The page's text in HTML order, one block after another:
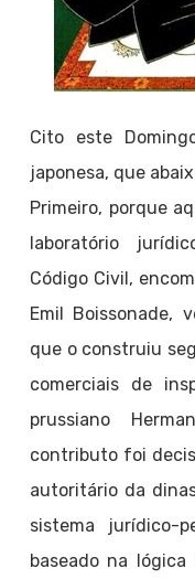
Cito este
japonesa, que
Primeiro, porque
laboratório
Código Civil,
Emil Boissonade,
que o construiu
comerciais de
prussiano
contributo foi
autoritário da
sistema jurídico-
baseado na